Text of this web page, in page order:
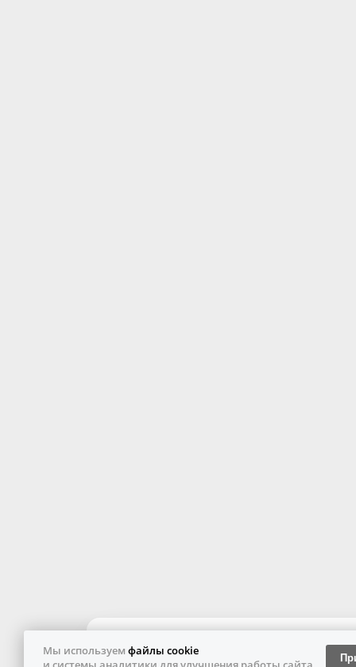
Мы используем файлы cookie